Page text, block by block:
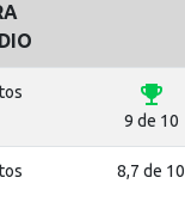
emoji_events
9 de 10
8,7 de 10